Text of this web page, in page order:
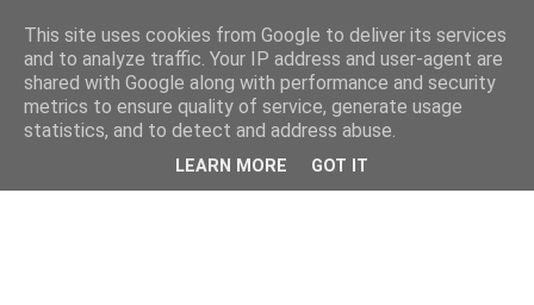
This site uses cookies from Google to deliver its services
and to analyze traffic. Your IP address and user-agent are
shared with Google along with performance and security
metrics to ensure quality of service, generate usage
statistics, and to detect and address abuse.
LEARN MORE GOT IT